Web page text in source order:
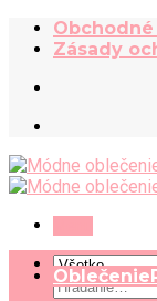
Skip
Zásady
Hľadať:
Oblečenie